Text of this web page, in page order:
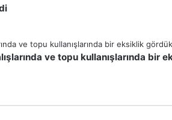
ve topu kullanışlarında bir